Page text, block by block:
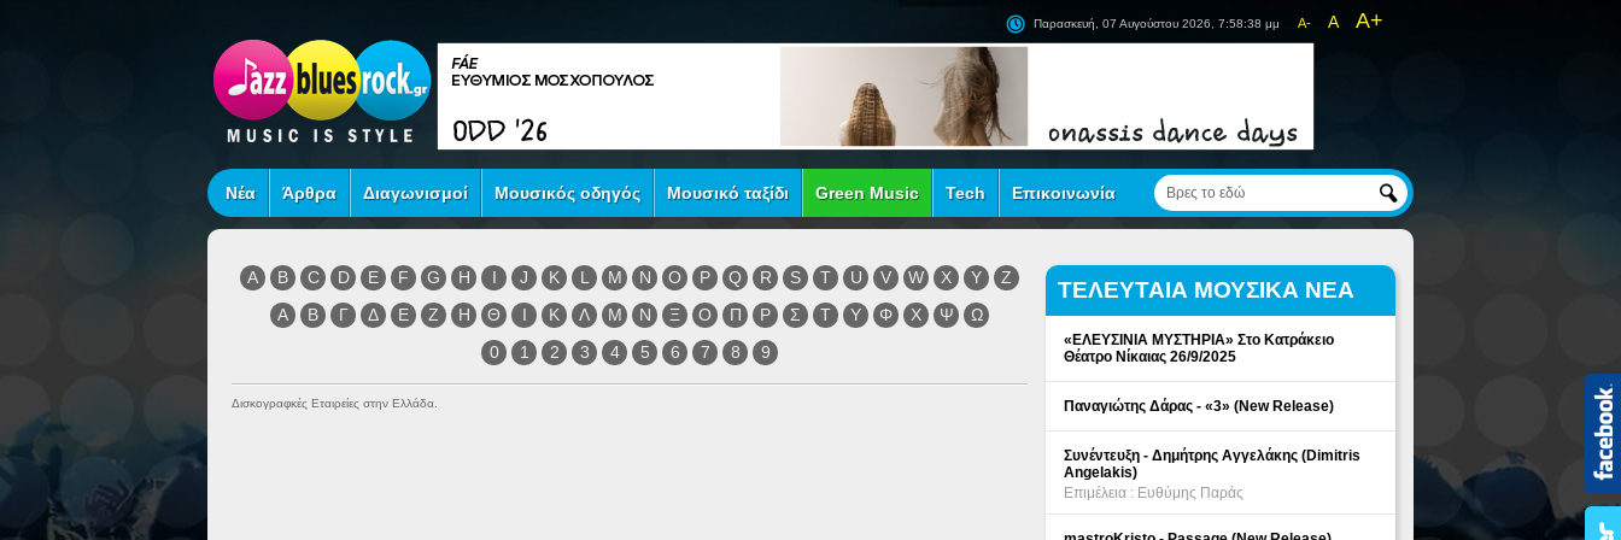
A- A A+
Παρασκευή, 07 Αυγούστου 2026, 7:58:38 μμ
Νέα Άρθρα Διαγωνισμοί Μουσικός οδηγός Μουσικό ταξίδι Green Music Tech Επικοινωνία
A B C D E F G H I J K L M N O P Q R S T U V W X Y
Z
Α
Β Γ Δ Ε Ζ Η Θ Ι Κ Λ Μ Ν Ξ Ο Π Ρ Σ Τ Υ Φ Χ Ψ
Ω
0
1 2 3 4 5 6 7 8 9
Δισκογραφκές Εταιρείες στην Ελλάδα.
ΤΕΛΕΥΤΑΙΑ ΜΟΥΣΙΚΑ ΝΕΑ
«ΕΛΕΥΣΙΝΙΑ ΜΥΣΤΗΡΙΑ» Στο Κατράκειο
Θέατρο Νίκαιας 26/9/2025
Παναγιώτης Δάρας - «3» (New Release)
Συνέντευξη - Δημήτρης Αγγελάκης (Dimitris
Angelakis)
Επιμέλεια : Ευθύμης Παράς